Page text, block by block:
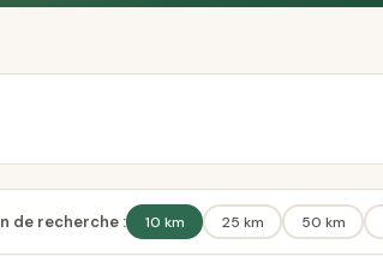
de recherche : 10 km 25 km 50 km